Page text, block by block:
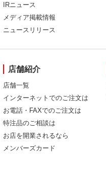
IRニュース
メディア掲載情報
ニュースリリース
店舗紹介
店舗一覧
インターネットでのご注文は
お電話・FAXでのご注文は
特注品のご相談は
お店を開業されるなら
メンバーズカード